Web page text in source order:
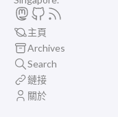
主頁
Archives
Search
鏈接
關於